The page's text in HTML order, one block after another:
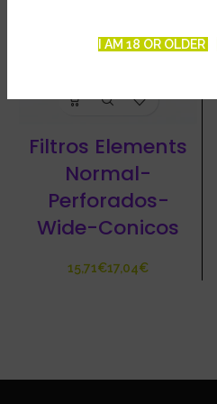
I AM 18 OR OLDER
Filtros Elements
Normal-
Perforados-
Wide-Conicos
€ €